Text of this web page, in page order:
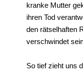
kranke Mutter
ihren Tod
den rätselhaften
verschwindet
So tief zieht uns